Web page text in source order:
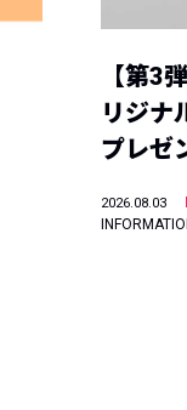
【第3
リジナ
プレゼ
2026.08.03